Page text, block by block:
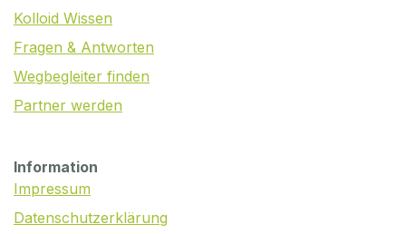
Kolloid Wissen
Fragen & Antworten
Wegbegleiter finden
Partner werden
Information
Impressum
Datenschutzerklärung